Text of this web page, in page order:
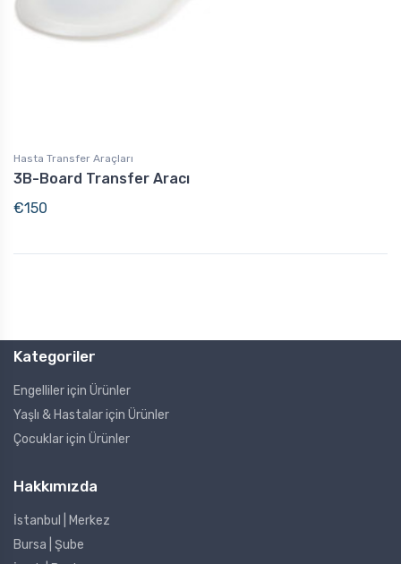
Hasta Transfer Araçları
3B-Board Transfer Aracı
€150
Kategoriler
Engelliler için Ürünler
Yaşlı & Hastalar için Ürünler
Çocuklar için Ürünler
Hakkımızda
İstanbul | Merkez
Bursa | Şube